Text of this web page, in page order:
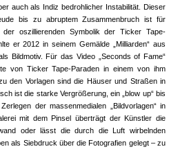
auch als Indiz bedrohlicher Instabilität. Dieser
bis zu abruptem Zusammenbruch ist für
oszillierenden Symbolik der Ticker Tape-
er 2012 in seinem Gemälde „Milliarden“ aus
Bildmotiv. Für das Video „Seconds of Fame“
von Ticker Tape-Paraden in einem von ihm
den Vorlagen sind die Häuser und Straßen in
ist die starke Vergrößerung, ein „blow up“ bis
der massenmedialen „Bildvorlagen“ in
mit dem Pinsel überträgt der Künstler die
oder lässt die durch die Luft wirbelnden
als Siebdruck über die Fotografien gelegt – zu